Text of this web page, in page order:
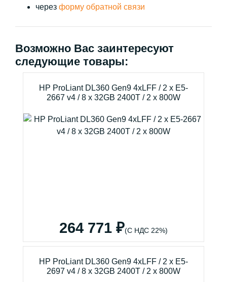
через форму обратной связи
Возможно Вас заинтересуют
следующие товары:
HP ProLiant DL360 Gen9 4xLFF / 2 x E5-
2667 v4 / 8 x 32GB 2400T / 2 x 800W
264 771 ₽(С НДС 22%)
HP ProLiant DL360 Gen9 4xLFF / 2 x E5-
2697 v4 / 8 x 32GB 2400T / 2 x 800W